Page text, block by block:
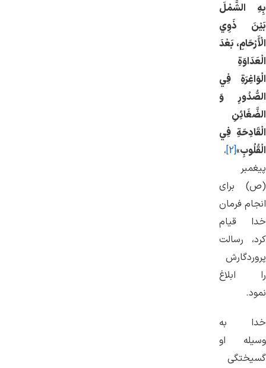
بِهِ الشَّمْلَ
بَيْنَ ذَوِي
الْأَرْحَامِ، بَعْدَ
الْعَدَاوَةِ
الْوَاغِرَةِ فِي
الصُّدُورِ وَ
الضَّغَائِنِ
الْقَادِحَةِ فِي
الْقُلُوبِ»
[2] ،
پیغمبر
(ص) برای
انجام فرمان
خدا قیام
كرد، رسالت
پروردگارش
را ابلاغ
نمود.
خدا به
وسیله او
گسیختگی